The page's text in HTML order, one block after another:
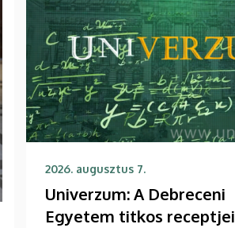
2026. augusztus 7.
Univerzum: A Debreceni
Egyetem titkos receptjei